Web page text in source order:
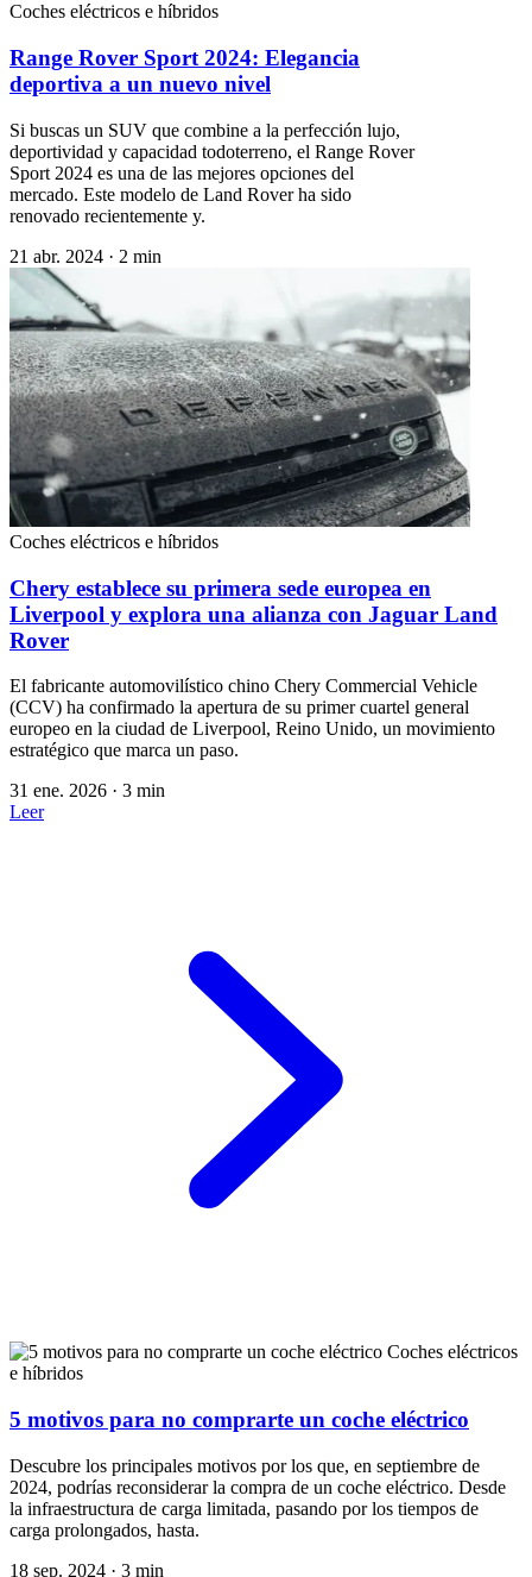
Coches eléctricos e híbridos
Range Rover Sport 2024: Elegancia
deportiva a un nuevo nivel
Si buscas un SUV que combine a la perfección lujo,
deportividad y capacidad todoterreno, el Range Rover
Sport 2024 es una de las mejores opciones del
mercado. Este modelo de Land Rover ha sido
renovado recientemente y.
21 abr. 2024 · 2 min
Coches eléctricos e híbridos
Chery establece su primera sede europea en
Liverpool y explora una alianza con Jaguar Land
Rover
El fabricante automovilístico chino Chery Commercial Vehicle
(CCV) ha confirmado la apertura de su primer cuartel general
europeo en la ciudad de Liverpool, Reino Unido, un movimiento
estratégico que marca un paso.
31 ene. 2026 · 3 min
Leer
Coches eléctricos
e híbridos
5 motivos para no comprarte un coche eléctrico
Descubre los principales motivos por los que, en septiembre de
2024, podrías reconsiderar la compra de un coche eléctrico. Desde
la infraestructura de carga limitada, pasando por los tiempos de
carga prolongados, hasta.
18 sep. 2024 · 3 min